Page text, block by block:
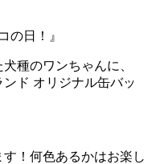
の日！』
種のワンちゃんに、
ド オリジナル缶バッ
！何色あるかはお楽し